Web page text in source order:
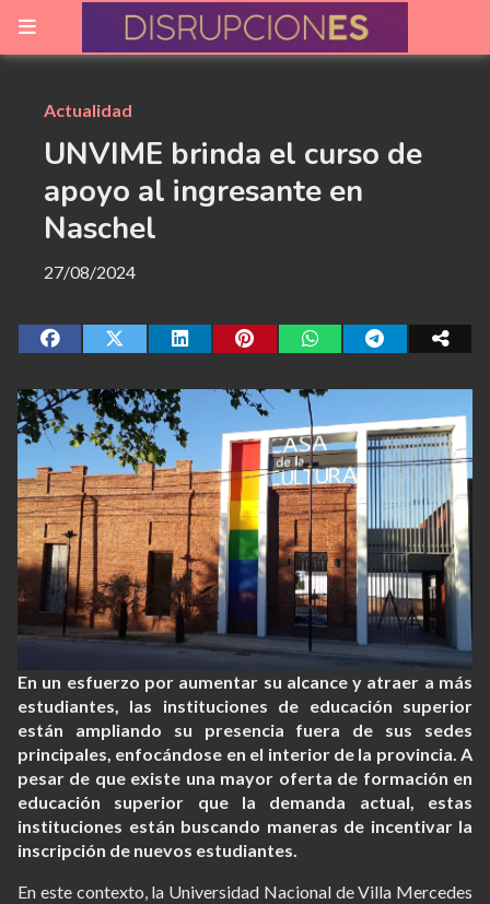
UNVIME brinda el curso de
apoyo al ingresante en
Naschel
Actualidad
27/08/2024
En un esfuerzo por aumentar su alcance y atraer a más
estudiantes, las instituciones de educación superior
están ampliando su presencia fuera de sus sedes
principales, enfocándose en el interior de la provincia. A
pesar de que existe una mayor oferta de formación en
educación superior que la demanda actual, estas
instituciones están buscando maneras de incentivar la
inscripción de nuevos estudiantes.
En este contexto, la Universidad Nacional de Villa Mercedes